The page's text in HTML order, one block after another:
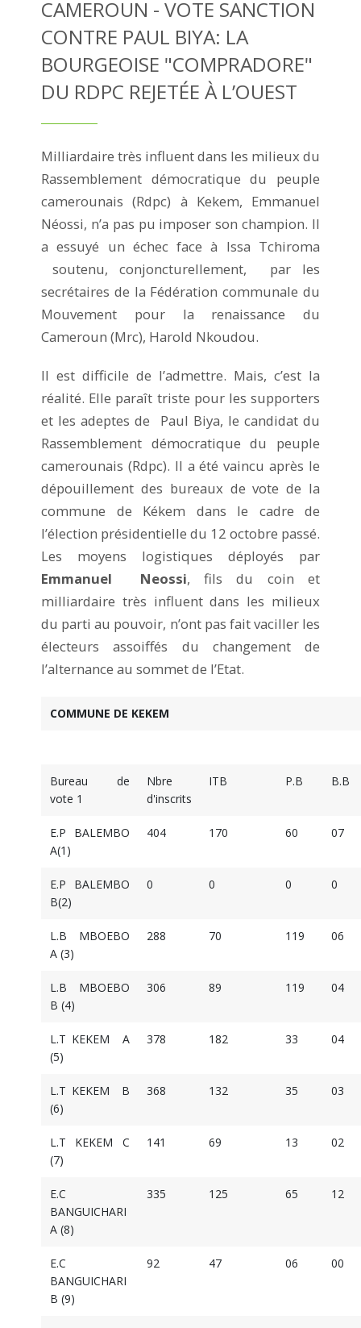
CAMEROUN - VOTE SANCTION
CONTRE PAUL BIYA: LA
BOURGEOISE "COMPRADORE"
DU RDPC REJETÉE À L’OUEST
Milliardaire très influent dans les milieux du
Rassemblement démocratique du peuple
camerounais (Rdpc) à Kekem, Emmanuel
Néossi, n’a pas pu imposer son champion. Il
a essuyé un échec face à Issa Tchiroma
soutenu, conjoncturellement, par les
secrétaires de la Fédération communale du
Mouvement pour la renaissance du
Cameroun (Mrc), Harold Nkoudou.
Il est difficile de l’admettre. Mais, c’est la
réalité. Elle paraît triste pour les supporters
et les adeptes de Paul Biya, le candidat du
Rassemblement démocratique du peuple
camerounais (Rdpc). Il a été vaincu après le
dépouillement des bureaux de vote de la
commune de Kékem dans le cadre de
l’élection présidentielle du 12 octobre passé.
Les moyens logistiques déployés par
Emmanuel Neossi, fils du coin et
milliardaire très influent dans les milieux
du parti au pouvoir, n’ont pas fait vaciller les
électeurs assoiffés du changement de
l’alternance au sommet de l’Etat.
COMMUNE DE KEKEM
Bureau de
vote 1
Nbre
d'inscrits
ITB P.B B.B
E.P BALEMBO
A(1)
404 170 60 07
E.P BALEMBO
B(2)
0 0 0 0
L.B MBOEBO
A (3)
288 70 119 06
L.B MBOEBO
B (4)
306 89 119 04
L.T KEKEM A
(5)
378 182 33 04
L.T KEKEM B
(6)
368 132 35 03
L.T KEKEM C
(7)
141 69 13 02
E.C
BANGUICHARI
A (8)
335 125 65 12
E.C
BANGUICHARI
B (9)
92 47 06 00